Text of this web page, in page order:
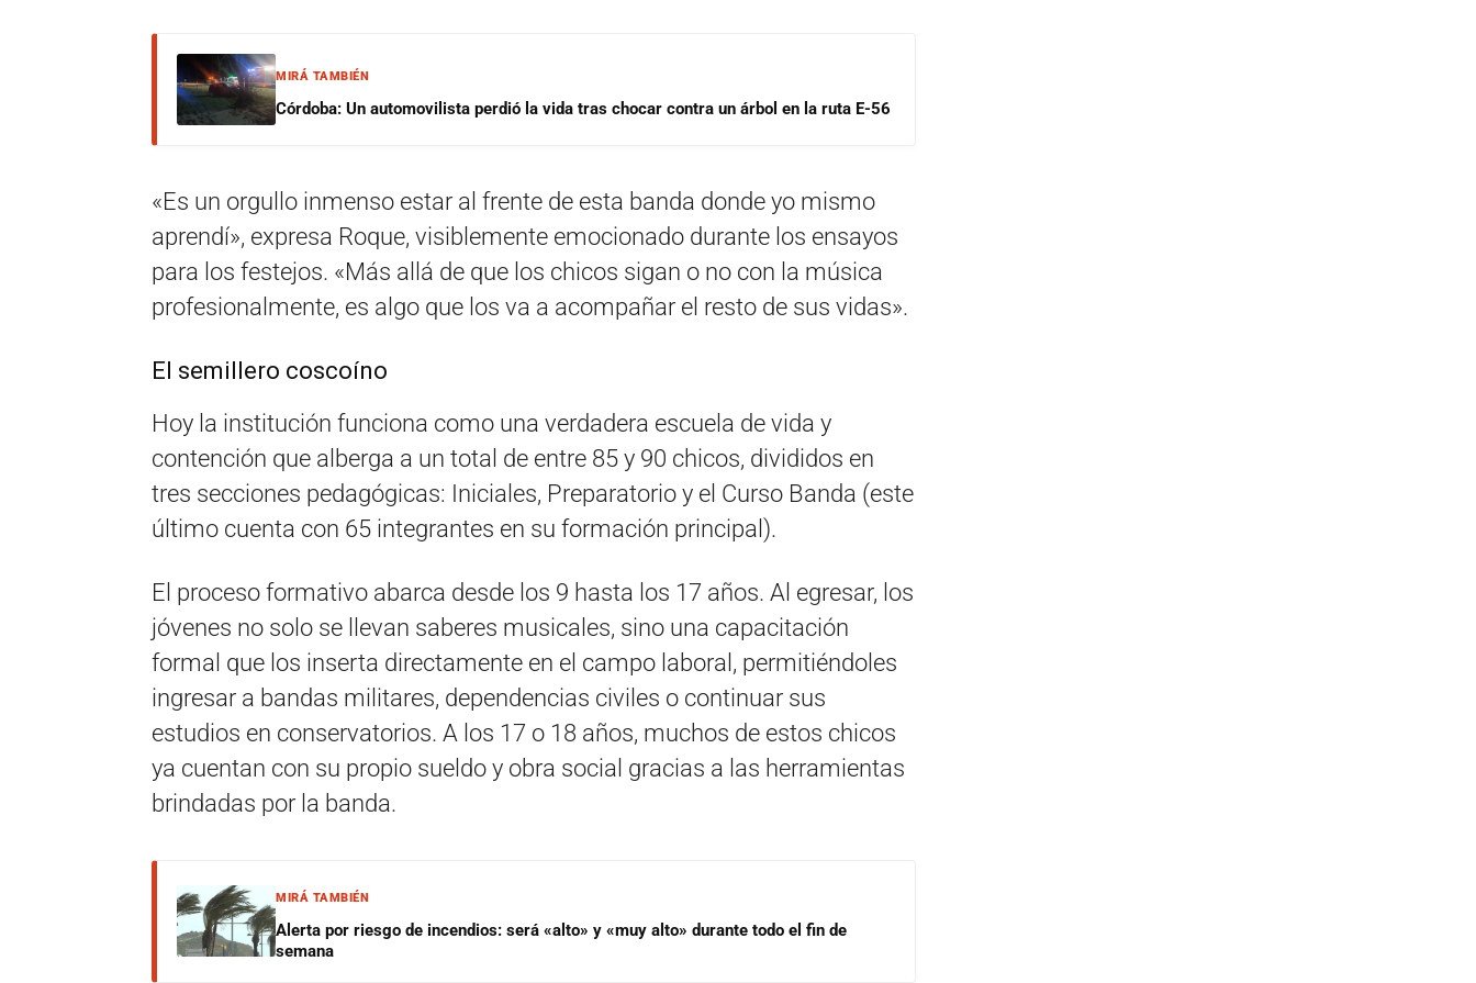
MIRÁ TAMBIÉN
Córdoba: Un automovilista perdió la vida tras chocar contra un árbol en la ruta E-56
«Es un orgullo inmenso estar al frente de esta banda donde yo mismo
aprendí», expresa Roque, visiblemente emocionado durante los ensayos
para los festejos. «Más allá de que los chicos sigan o no con la música
profesionalmente, es algo que los va a acompañar el resto de sus vidas».
El semillero coscoíno
Hoy la institución funciona como una verdadera escuela de vida y
contención que alberga a un total de entre 85 y 90 chicos, divididos en
tres secciones pedagógicas: Iniciales, Preparatorio y el Curso Banda (este
último cuenta con 65 integrantes en su formación principal).
El proceso formativo abarca desde los 9 hasta los 17 años. Al egresar, los
jóvenes no solo se llevan saberes musicales, sino una capacitación
formal que los inserta directamente en el campo laboral, permitiéndoles
ingresar a bandas militares, dependencias civiles o continuar sus
estudios en conservatorios. A los 17 o 18 años, muchos de estos chicos
ya cuentan con su propio sueldo y obra social gracias a las herramientas
brindadas por la banda.
MIRÁ TAMBIÉN
Alerta por riesgo de incendios: será «alto» y «muy alto» durante todo el fin de
semana